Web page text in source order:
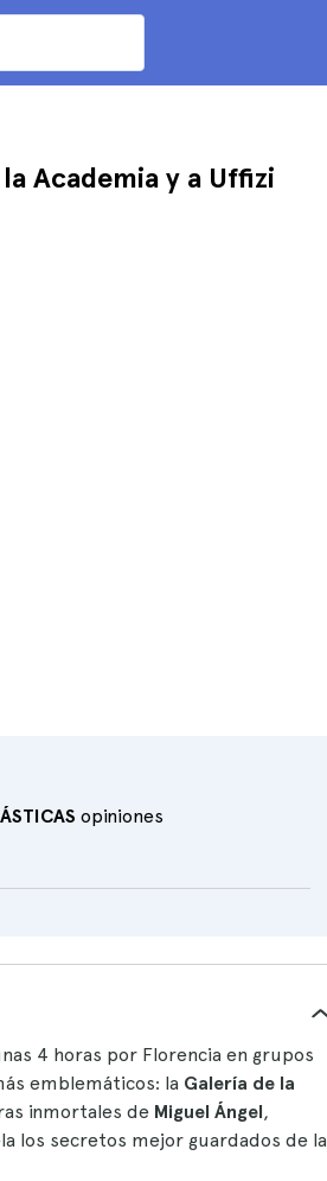
Academia y a Uffizi
opiniones
4 horas por Florencia en grupos
emblemáticos: la Galería de la
inmortales de Miguel Ángel,
los secretos mejor guardados de la